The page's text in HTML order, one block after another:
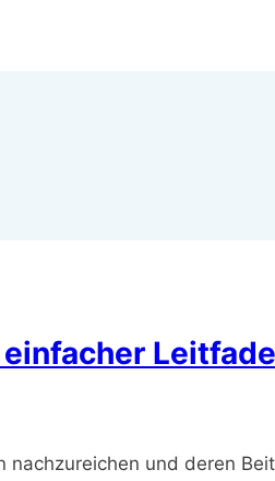
und deren